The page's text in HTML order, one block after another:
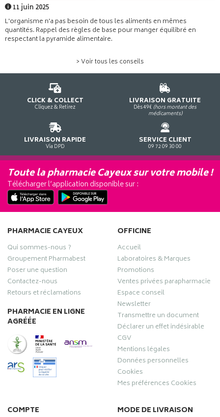
11 juin 2025
L'organisme n'a pas besoin de tous les aliments en mêmes
quantités. Rappel des règles de base pour manger équilibré en
respectant la pyramide alimentaire.
> Voir tous les conseils
CLICK & COLLECT
Cliquez & Retirez
LIVRAISON GRATUITE
Dès 49€ (hors montant des
médicaments)
LIVRAISON RAPIDE
Via DPD
SERVICE CLIENT
09 72 09 30 00
Toute la pharmacie Cayeux sur votre mobile !
Télécharger l’application disponible sur :
PHARMACIE CAYEUX
Qui sommes-nous ?
Groupement Pharmabest
Poser une question
Contactez-nous
Retours et réclamations
PHARMACIE EN LIGNE
AGRÉÉE
OFFICINE
Accueil
Laboratoires & Marques
Promotions
Ventes privées parapharmacie
Espace conseil
Newsletter
Transmettre un document
Déclarer un effet indésirable
CGV
Mentions légales
Données personnelles
Cookies
Mes préférences Cookies
COMPTE MODE DE LIVRAISON